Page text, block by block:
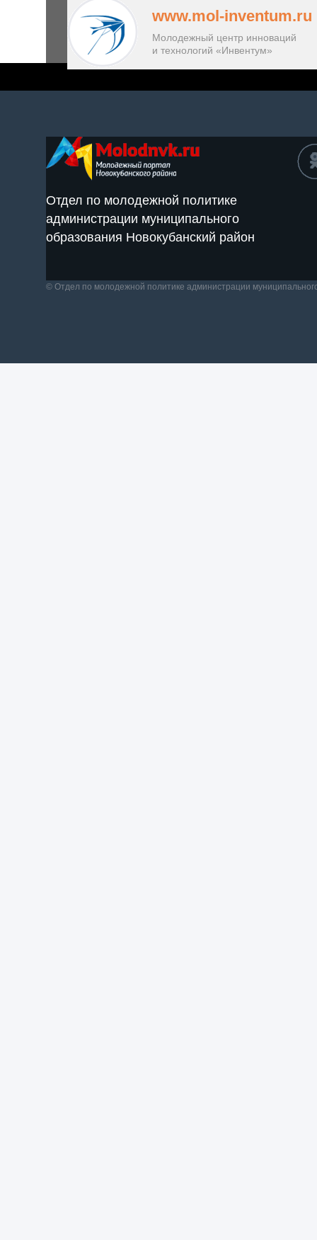
www.mol-inventum.ru
Молодежный центр инноваций
и технологий «Инвентум»
Отдел по молодежной политике
администрации муниципального
образования Новокубанский район
© Отдел по молодежной политике администрации